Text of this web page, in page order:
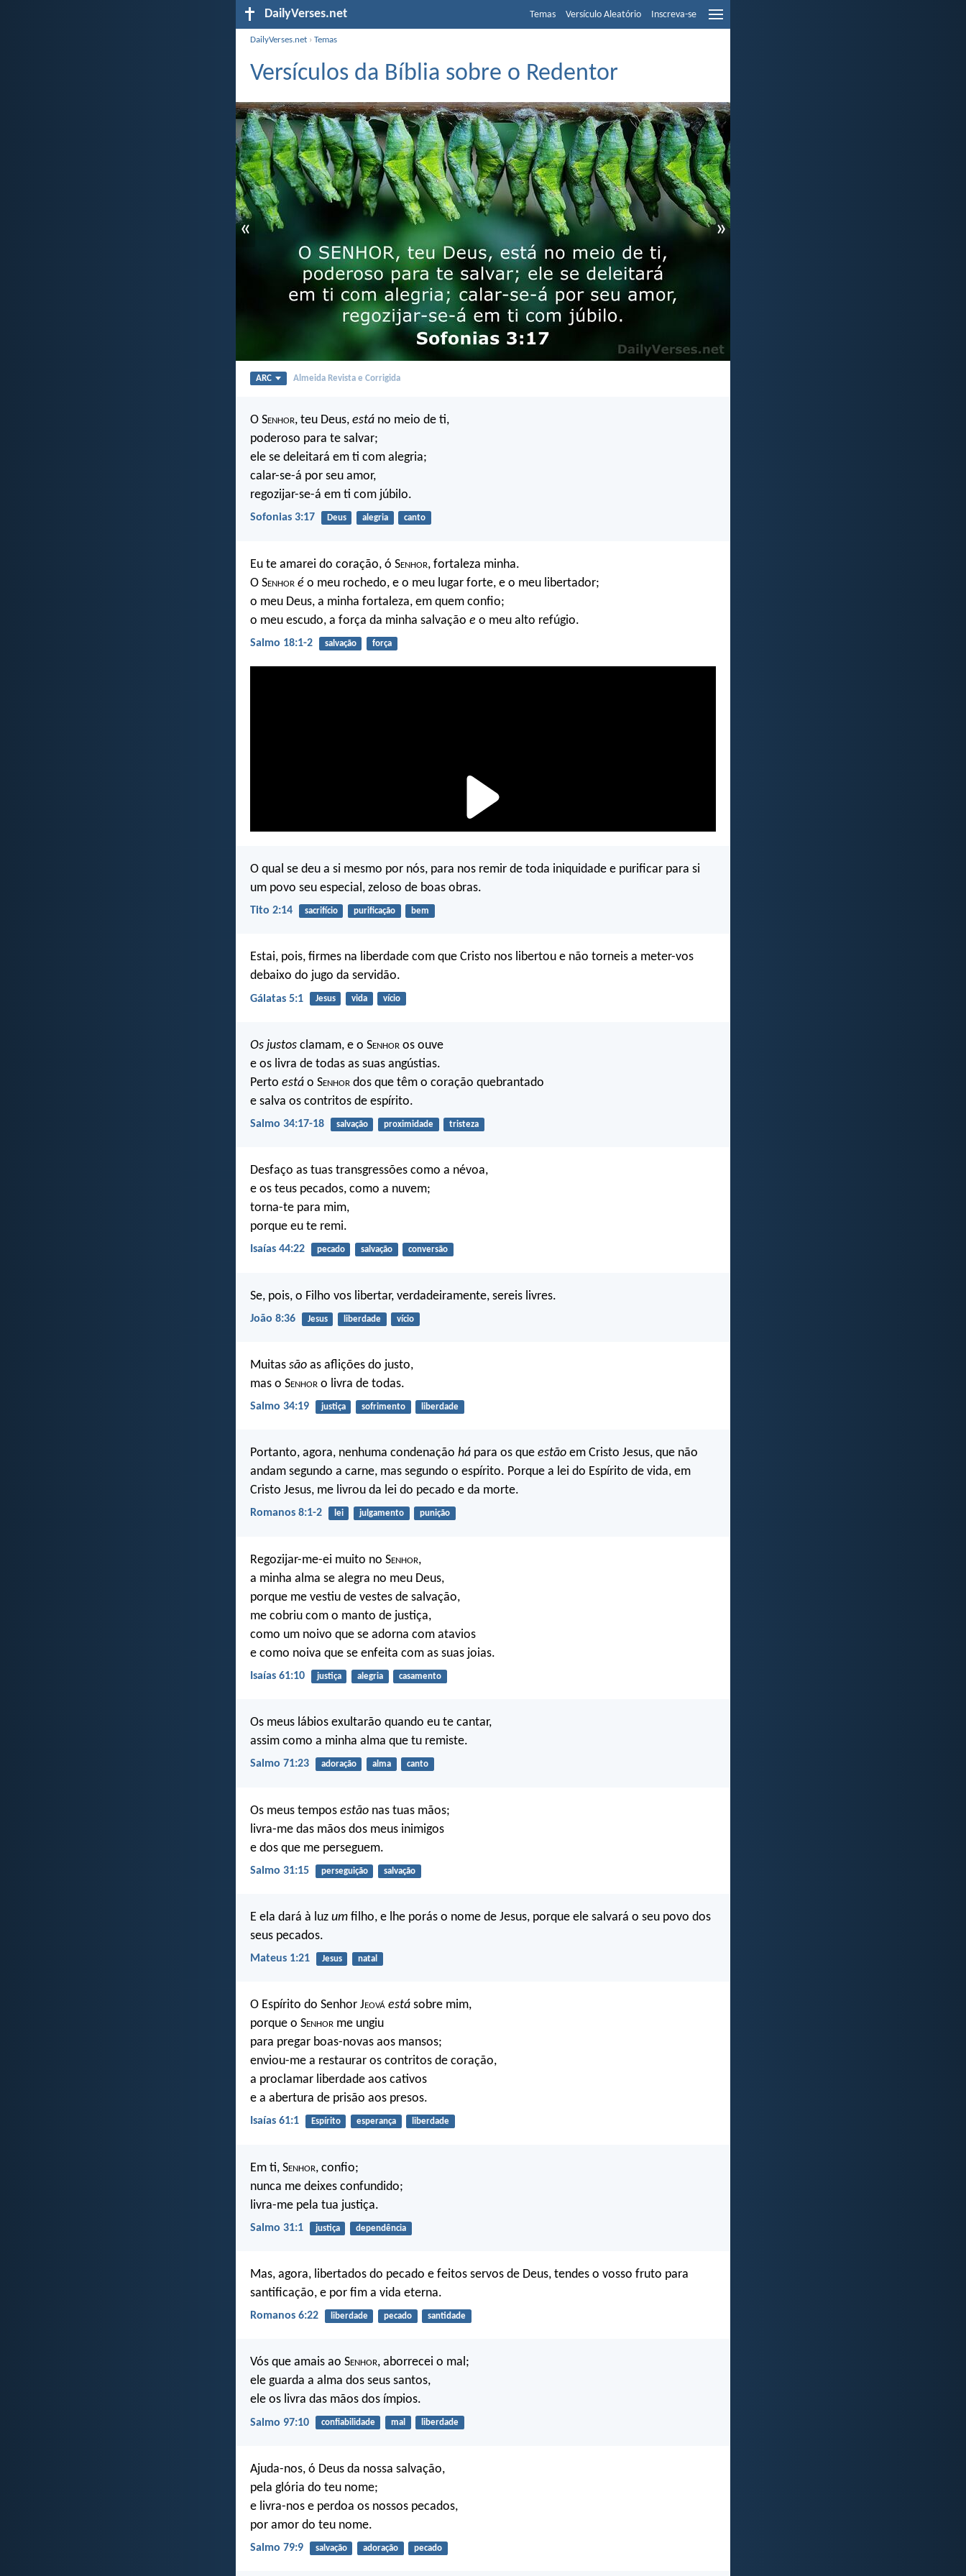
DailyVerses.net Temas Versículo Aleatório Inscreva-se
DailyVerses.net ›Temas
Versículos da Bíblia sobre o Redentor
« »
ARC Almeida Revista e Corrigida
O Senhor, teu Deus, está no meio de ti,
poderoso para te salvar;
ele se deleitará em ti com alegria;
calar-se-á por seu amor,
regozijar-se-á em ti com júbilo.
Sofonias 3:17 Deus alegria canto
Eu te amarei do coração, ó Senhor, fortaleza minha.
O Senhor é o meu rochedo, e o meu lugar forte, e o meu libertador;
o meu Deus, a minha fortaleza, em quem confio;
o meu escudo, a força da minha salvação e o meu alto refúgio.
Salmo 18:1-2 salvação força
O qual se deu a si mesmo por nós, para nos remir de toda iniquidade e purificar para si
um povo seu especial, zeloso de boas obras.
Tito 2:14 sacrifício purificação bem
Estai, pois, firmes na liberdade com que Cristo nos libertou e não torneis a meter-vos
debaixo do jugo da servidão.
Gálatas 5:1 Jesus vida vício
Os justos clamam, e o Senhor os ouve
e os livra de todas as suas angústias.
Perto está o Senhor dos que têm o coração quebrantado
e salva os contritos de espírito.
Salmo 34:17-18 salvação proximidade tristeza
Desfaço as tuas transgressões como a névoa,
e os teus pecados, como a nuvem;
torna-te para mim,
porque eu te remi.
Isaías 44:22 pecado salvação conversão
Se, pois, o Filho vos libertar, verdadeiramente, sereis livres.
João 8:36 Jesus liberdade vício
Muitas são as aflições do justo,
mas o Senhor o livra de todas.
Salmo 34:19 justiça sofrimento liberdade
Portanto, agora, nenhuma condenação há para os que estão em Cristo Jesus, que não
andam segundo a carne, mas segundo o espírito. Porque a lei do Espírito de vida, em
Cristo Jesus, me livrou da lei do pecado e da morte.
Romanos 8:1-2 lei julgamento punição
Regozijar-me-ei muito no Senhor,
a minha alma se alegra no meu Deus,
porque me vestiu de vestes de salvação,
me cobriu com o manto de justiça,
como um noivo que se adorna com atavios
e como noiva que se enfeita com as suas joias.
Isaías 61:10 justiça alegria casamento
Os meus lábios exultarão quando eu te cantar,
assim como a minha alma que tu remiste.
Salmo 71:23 adoração alma canto
Os meus tempos estão nas tuas mãos;
livra-me das mãos dos meus inimigos
e dos que me perseguem.
Salmo 31:15 perseguição salvação
E ela dará à luz um filho, e lhe porás o nome de Jesus, porque ele salvará o seu povo dos
seus pecados.
Mateus 1:21 Jesus natal
O Espírito do Senhor Jeová está sobre mim,
porque o Senhor me ungiu
para pregar boas-novas aos mansos;
enviou-me a restaurar os contritos de coração,
a proclamar liberdade aos cativos
e a abertura de prisão aos presos.
Isaías 61:1 Espírito esperança liberdade
Em ti, Senhor, confio;
nunca me deixes confundido;
livra-me pela tua justiça.
Salmo 31:1 justiça dependência
Mas, agora, libertados do pecado e feitos servos de Deus, tendes o vosso fruto para
santificação, e por fim a vida eterna.
Romanos 6:22 liberdade pecado santidade
Vós que amais ao Senhor, aborrecei o mal;
ele guarda a alma dos seus santos,
ele os livra das mãos dos ímpios.
Salmo 97:10 confiabilidade mal liberdade
Ajuda-nos, ó Deus da nossa salvação,
pela glória do teu nome;
e livra-nos e perdoa os nossos pecados,
por amor do teu nome.
Salmo 79:9 salvação adoração pecado